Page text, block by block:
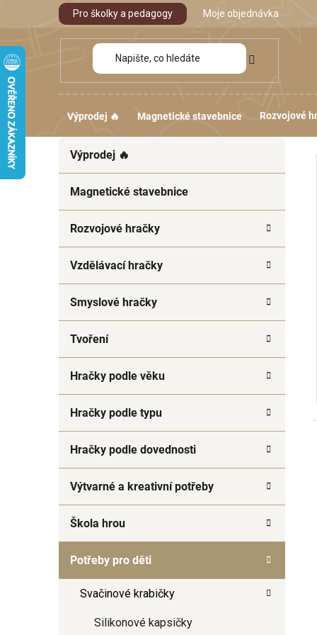
Pro školky a pedagogy Moje objednávka
Výprodej 🔥 Magnetické stavebnice Rozvojové
kategorie
t
g
i
Výprodej 🔥
Magnetické stavebnice
Rozvojové hračky
Vzdělávací hračky
Smyslové hračky
Tvoření
Hračky podle věku
Hračky podle typu
Hračky podle dovednosti
Výtvarné a kreativní potřeby
Škola hrou
Potřeby pro děti
Svačinové krabičky
Silikonové kapsičky